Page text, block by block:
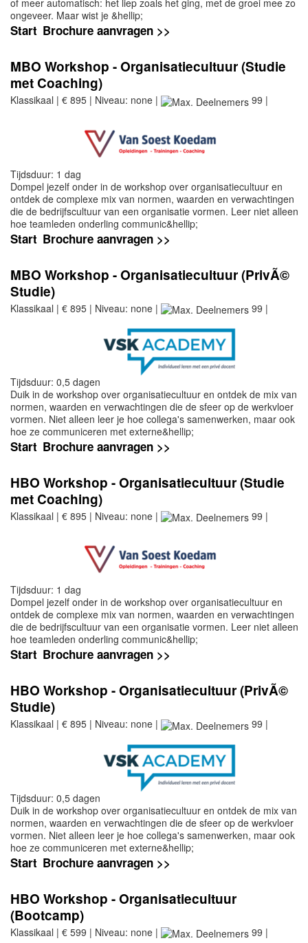
of meer automatisch: het liep zoals het ging, met de groei mee zo
ongeveer. Maar wist je &hellip;
Start Brochure aanvragen >>
MBO Workshop - Organisatiecultuur (Studie
met Coaching)
Klassikaal | € 895 | Niveau: none | 99 |
Tijdsduur: 1 dag
Dompel jezelf onder in de workshop over organisatiecultuur en
ontdek de complexe mix van normen, waarden en verwachtingen
die de bedrijfscultuur van een organisatie vormen. Leer niet alleen
hoe teamleden onderling communic&hellip;
Start Brochure aanvragen >>
MBO Workshop - Organisatiecultuur (PrivÃ©
Studie)
Klassikaal | € 895 | Niveau: none | 99 |
Tijdsduur: 0,5 dagen
Duik in de workshop over organisatiecultuur en ontdek de mix van
normen, waarden en verwachtingen die de sfeer op de werkvloer
vormen. Niet alleen leer je hoe collega's samenwerken, maar ook
hoe ze communiceren met externe&hellip;
Start Brochure aanvragen >>
HBO Workshop - Organisatiecultuur (Studie
met Coaching)
Klassikaal | € 895 | Niveau: none | 99 |
Tijdsduur: 1 dag
Dompel jezelf onder in de workshop over organisatiecultuur en
ontdek de complexe mix van normen, waarden en verwachtingen
die de bedrijfscultuur van een organisatie vormen. Leer niet alleen
hoe teamleden onderling communic&hellip;
Start Brochure aanvragen >>
HBO Workshop - Organisatiecultuur (PrivÃ©
Studie)
Klassikaal | € 895 | Niveau: none | 99 |
Tijdsduur: 0,5 dagen
Duik in de workshop over organisatiecultuur en ontdek de mix van
normen, waarden en verwachtingen die de sfeer op de werkvloer
vormen. Niet alleen leer je hoe collega's samenwerken, maar ook
hoe ze communiceren met externe&hellip;
Start Brochure aanvragen >>
HBO Workshop - Organisatiecultuur
(Bootcamp)
Klassikaal | € 599 | Niveau: none | 99 |